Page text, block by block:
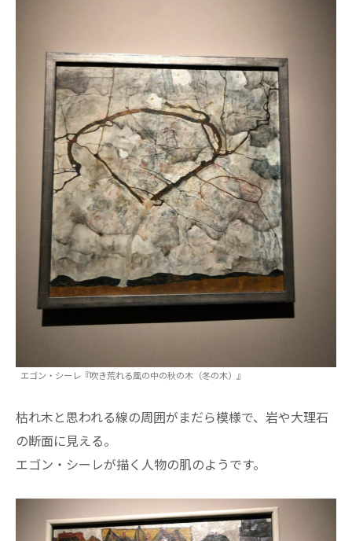
エゴン・シーレ『吹き荒れる風の中の秋の木（冬の木）』
枯れ木と思われる線の周囲がまだら模様で、岩や大理石
の断面に見える。
エゴン・シーレが描く人物の肌のようです。